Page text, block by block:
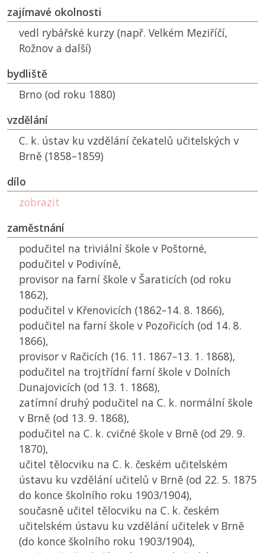
zajímavé okolnosti
vedl rybářské kurzy (např. Velkém Meziříčí,
Rožnov a další)
bydliště
Brno (od roku 1880)
vzdělání
C. k. ústav ku vzdělání čekatelů učitelských v
Brně (1858–1859)
dílo
zobrazit
zaměstnání
podučitel na triviální škole v Poštorné,
podučitel v Podivíně,
provisor na farní škole v Šaraticích (od roku
1862),
podučitel v Křenovicích (1862–14. 8. 1866),
podučitel na farní škole v Pozořicích (od 14. 8.
1866),
provisor v Račicích (16. 11. 1867–13. 1. 1868),
podučitel na trojtřídní farní škole v Dolních
Dunajovicích (od 13. 1. 1868),
zatímní druhý podučitel na C. k. normální škole
v Brně (od 13. 9. 1868),
podučitel na C. k. cvičné škole v Brně (od 29. 9.
1870),
učitel tělocviku na C. k. českém učitelském
ústavu ku vzdělání učitelů v Brně (od 22. 5. 1875
do konce školního roku 1903/1904),
současně učitel tělocviku na C. k. českém
učitelském ústavu ku vzdělání učitelek v Brně
(do konce školního roku 1903/1904),